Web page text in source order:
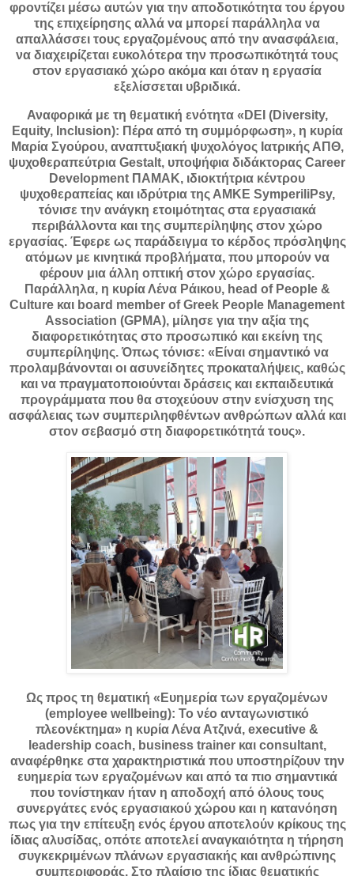
φροντίζει μέσω αυτών για την αποδοτικότητα του έργου
της επιχείρησης αλλά να μπορεί παράλληλα να
απαλλάσσει τους εργαζομένους από την ανασφάλεια,
να διαχειρίζεται ευκολότερα την προσωπικότητά τους
στον εργασιακό χώρο ακόμα και όταν η εργασία
εξελίσσεται υβριδικά.
Αναφορικά με τη θεματική ενότητα «DEI (Diversity,
Equity, Inclusion): Πέρα από τη συμμόρφωση», η κυρία
Μαρία Σγούρου, αναπτυξιακή ψυχολόγος Ιατρικής ΑΠΘ,
ψυχοθεραπεύτρια Gestalt, υποψήφια διδάκτορας Career
Development ΠΑΜΑΚ, ιδιοκτήτρια κέντρου
ψυχοθεραπείας και ιδρύτρια της ΑΜΚΕ SymperiliPsy,
τόνισε την ανάγκη ετοιμότητας στα εργασιακά
περιβάλλοντα και της συμπερίληψης στον χώρο
εργασίας. Έφερε ως παράδειγμα το κέρδος πρόσληψης
ατόμων με κινητικά προβλήματα, που μπορούν να
φέρουν μια άλλη οπτική στον χώρο εργασίας.
Παράλληλα, η κυρία Λένα Ράικου, head of People &
Culture και board member of Greek People Management
Association (GPMA), μίλησε για την αξία της
διαφορετικότητας στο προσωπικό και εκείνη της
συμπερίληψης. Όπως τόνισε: «Είναι σημαντικό να
προλαμβάνονται οι ασυνείδητες προκαταλήψεις, καθώς
και να πραγματοποιούνται δράσεις και εκπαιδευτικά
προγράμματα που θα στοχεύουν στην ενίσχυση της
ασφάλειας των συμπεριληφθέντων ανθρώπων αλλά και
στον σεβασμό στη διαφορετικότητά τους».
Ως προς τη θεματική «Ευημερία των εργαζομένων
(employee wellbeing): Το νέο ανταγωνιστικό
πλεονέκτημα» η κυρία Λένα Ατζινά, executive &
leadership coach, business trainer και consultant,
αναφέρθηκε στα χαρακτηριστικά που υποστηρίζουν την
ευημερία των εργαζομένων και από τα πιο σημαντικά
που τονίστηκαν ήταν η αποδοχή από όλους τους
συνεργάτες ενός εργασιακού χώρου και η κατανόηση
πως για την επίτευξη ενός έργου αποτελούν κρίκους της
ίδιας αλυσίδας, οπότε αποτελεί αναγκαιότητα η τήρηση
συγκεκριμένων πλάνων εργασιακής και ανθρώπινης
συμπεριφοράς. Στο πλαίσιο της ίδιας θεματικής